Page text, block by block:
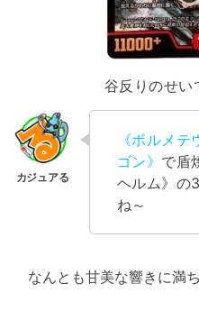
谷反りのせい
《ボルメ
ゴン》 で盾
ヘルム》の
ね～
なんとも甘美な響きに満ち